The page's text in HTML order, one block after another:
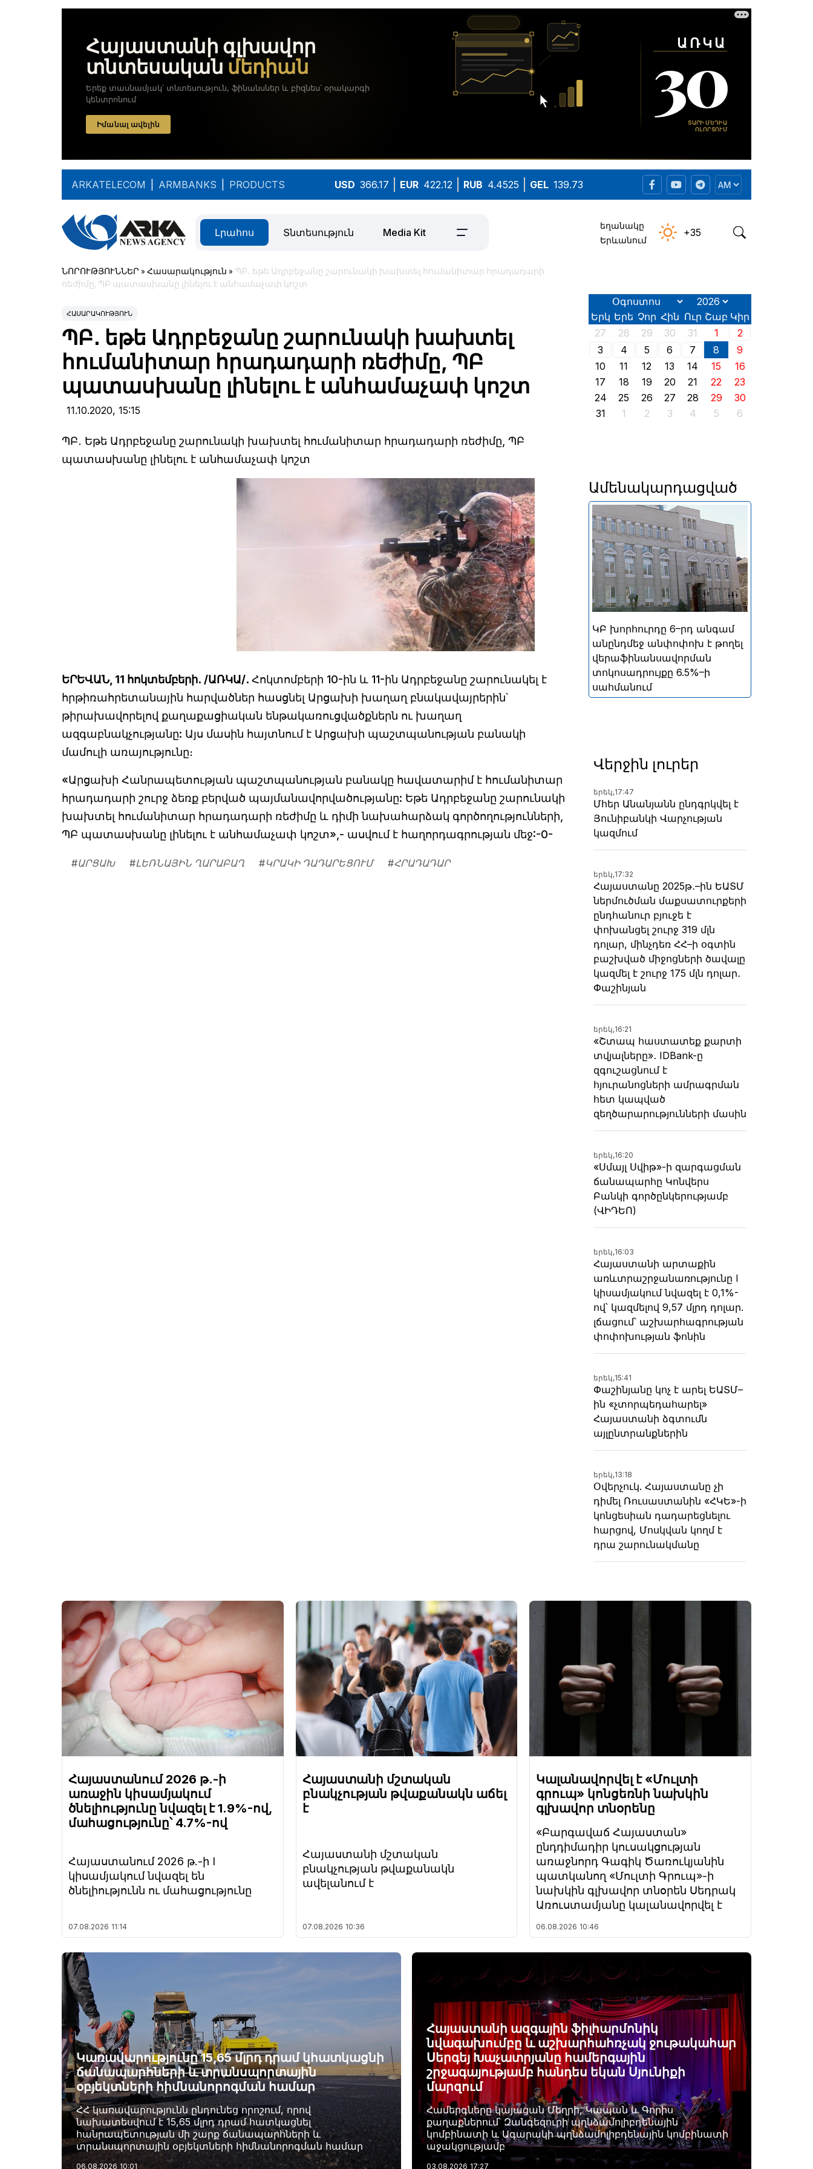
ARKATELECOM ARMBANKS PRODUCTS USD 366.17 EUR 422.12 RUB 4.4525 GEL 139.73
Լրահոս Տնտեսություն Media Kit
եղանակը
Երևանում
+35
ՆՈՐՈՒԹՅՈՒՆՆԵՐ » Հասարակություն » ՊԲ․ եթե Ադրբեջանը շարունակի խախտել հումանիտար հրադադարի
ռեժիմը, ՊԲ պատասխանը լինելու է անհամաչափ կոշտ
ՀԱՍԱՐԱԿՈՒԹՅՈՒՆ
ՊԲ․ եթե Ադրբեջանը շարունակի խախտել
հումանիտար հրադադարի ռեժիմը, ՊԲ
պատասխանը լինելու է անհամաչափ կոշտ
11.10.2020, 15:15
ՊԲ․ Եթե Ադրբեջանը շարունակի խախտել հումանիտար հրադադարի ռեժիմը, ՊԲ
պատասխանը լինելու է անհամաչափ կոշտ
ԵՐԵՎԱՆ, 11 հոկտեմբերի․ /ԱՌԿԱ/․ Հոկտոմբերի 10-ին և 11-ին Ադրբեջանը շարունակել է
հրթիռահրետանային հարվածներ հասցնել Արցախի խաղաղ բնակավայրերին՝
թիրախավորելով քաղաքացիական ենթակառուցվածքներն ու խաղաղ
ազգաբնակչությանը: Այս մասին հայտնում է Արցախի պաշտպանության բանակի
մամուլի առայությունը։
«Արցախի Հանրապետության պաշտպանության բանակը հավատարիմ է հումանիտար
հրադադարի շուրջ ձեռք բերված պայմանավորվածությանը: Եթե Ադրբեջանը շարունակի
խախտել հումանիտար հրադադարի ռեժիմը և դիմի նախահարձակ գործողությունների,
ՊԲ պատասխանը լինելու է անհամաչափ կոշտ»,- ասվում է հաղորդագրության մեջ:-0-
#ԱՐՑԱԽ #ԼԵՌՆԱՅԻՆ ՂԱՐԱԲԱՂ #ԿՐԱԿԻ ԴԱԴԱՐԵՑՈՒՄ #ՀՐԱԴԱԴԱՐ
Երկ Երե Չոր Հին Ուր Շաբ Կիր
27
28 29 30 31 1
2
3
4 5 6 7 8
9
10
11 12 13 14 15
16
17
18 19 20 21 22
23
24
25 26 27 28 29
30
31
1 2 3 4 5 6
Ամենակարդացված
Անփոփոխ են մնացել նաև
լոմբարդային ռեպոն՝ 8% և
դրամական միջոցների
ներգրավման տոկոսադրույքը՝
5%
ԿԲ խորհուրդը 6–րդ անգամ
անընդմեջ անփոփոխ է թողել
վերաֆինանսավորման
տոկոսադրույքը 6.5%–ի
սահմանում
Վերջին լուրեր
երեկ,17:47
Մհեր Անանյանն ընդգրկվել է
Յունիբանկի Վարչության
կազմում
երեկ,17:32
Հայաստանը 2025թ․–ին ԵԱՏՄ
ներմուծման մաքսատուրքերի
ընդհանուր բյուջե է
փոխանցել շուրջ 319 մլն
դոլար, մինչդեռ ՀՀ–ի օգտին
բաշխված միջոցների ծավալը
կազմել է շուրջ 175 մլն դոլար․
Փաշինյան
երեկ,16:21
«Շտապ հաստատեք քարտի
տվյալները»․ IDBank-ը
զգուշացնում է
հյուրանոցների ամրագրման
հետ կապված
զեղծարարությունների մասին
երեկ,16:20
«Սմայլ Սվիթ»-ի զարգացման
ճանապարհը Կոնվերս
Բանկի գործընկերությամբ
(ՎԻԴԵՈ)
երեկ,16:03
Հայաստանի արտաքին
առևտրաշրջանառությունը I
կիսամյակում նվազել է 0,1%-
ով՝ կազմելով 9,57 մլրդ դոլար.
լճացում՝ աշխարհագրության
փոփոխության ֆոնին
երեկ,15:41
Փաշինյանը կոչ է արել ԵԱՏՄ–
ին «չտորպեդահարել»
Հայաստանի ձգտումն
այլընտրանքներին
երեկ,13:18
Օվերչուկ. Հայաստանը չի
դիմել Ռուսաստանին «ՀԿԵ»-ի
կոնցեսիան դադարեցնելու
հարցով, Մոսկվան կողմ է
դրա շարունակմանը
Հայաստանում 2026 թ.-ի
առաջին կիսամյակում
ծնելիությունը նվազել է 1.9%-ով,
մահացությունը՝ 4.7%-ով
Հայաստանում 2026 թ.-ի I
կիսամյակում նվազել են
ծնելիությունն ու մահացությունը
07.08.2026 11:14
Հայաստանի մշտական
բնակչության թվաքանակն աճել
է
Հայաստանի մշտական
բնակչության թվաքանակն
ավելանում է
07.08.2026 10:36
Կալանավորվել է «Մուլտի
գրուպ» կոնցեռնի նախկին
գլխավոր տնօրենը
«Բարգավաճ Հայաստան»
ընդդիմադիր կուսակցության
առաջնորդ Գագիկ Ծառուկյանին
պատկանող «Մուլտի Գրուպ»-ի
նախկին գլխավոր տնօրեն Սեդրակ
Առուստամյանը կալանավորվել է
06.08.2026 10:46
Կառավարությունը 15,65 մլրդ դրամ կհատկացնի
ճանապարհների և տրանսպորտային
օբյեկտների հիմնանորոգման համար
ՀՀ կառավարությունն ընդունեց որոշում, որով
նախատեսվում է 15,65 մլրդ դրամ հատկացնել
հանրապետության մի շարք ճանապարհների և
տրանսպորտային օբյեկտների հիմնանորոգման համար
06.08.2026 10:01
Հայաստանի ազգային ֆիլհարմոնիկ
նվագախումբը և աշխարհահռչակ ջութակահար
Սերգեյ Խաչատրյանը համերգային
շրջագայությամբ հանդես եկան Սյունիքի
մարզում
Համերգները կայացան Մեղրի, Կապան և Գորիս
քաղաքներում՝ Զանգեզուրի պղնձամոլիբդենային
կոմբինատի և Ագարակի պղնձամոլիբդենային կոմբինատի
աջակցությամբ
03.08.2026 17:27